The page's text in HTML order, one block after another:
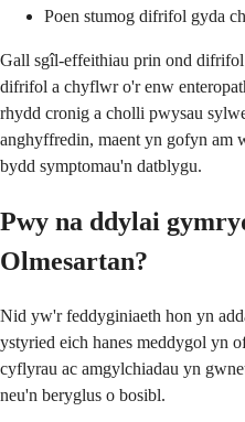
Poen stumog difrifol gyda
Gall sgîl-effeithiau prin ond
difrifol a chyflwr o'r enw
rhydd cronig a cholli pwysau
anghyffredin, maent yn gofyn am
bydd symptomau'n datblygu.
Pwy na ddylai
Olmesartan?
Nid yw'r feddyginiaeth hon yn
ystyried eich hanes meddygol yn
cyflyrau ac amgylchiadau yn
neu'n beryglus o bosibl.